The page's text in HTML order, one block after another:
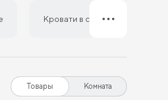
Кровати в стиле минимализм
Товары Комната